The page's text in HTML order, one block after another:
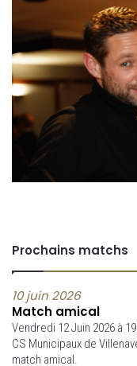
Prochains matchs
10 juin 2026
Match amical
Vendredi 12 Juin 2026 à
CS Municipaux de
match amical.